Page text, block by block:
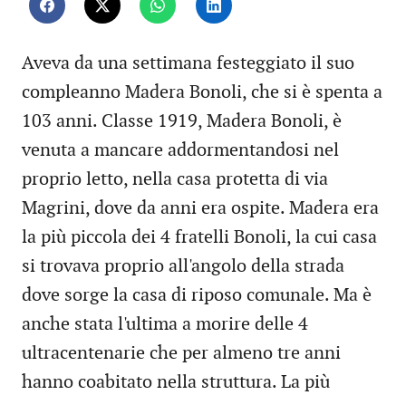
Aveva da una settimana festeggiato il suo
compleanno Madera Bonoli, che si è spenta a
103 anni. Classe 1919, Madera Bonoli, è
venuta a mancare addormentandosi nel
proprio letto, nella casa protetta di via
Magrini, dove da anni era ospite. Madera era
la più piccola dei 4 fratelli Bonoli, la cui casa
si trovava proprio all'angolo della strada
dove sorge la casa di riposo comunale. Ma è
anche stata l'ultima a morire delle 4
ultracentenarie che per almeno tre anni
hanno coabitato nella struttura. La più